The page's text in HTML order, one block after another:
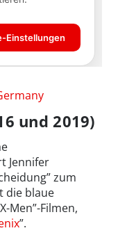
und 2019)
Jennifer
zum
die blaue
Men”-Filmen,
”.